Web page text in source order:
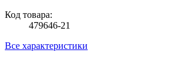
Код товара:
479646-21
Все характеристики